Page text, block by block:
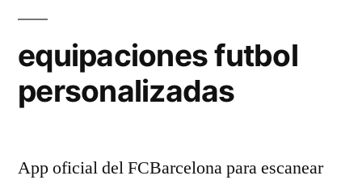
equipaciones futbol
personalizadas
App oficial del FCBarcelona para escanear